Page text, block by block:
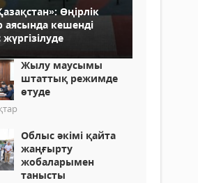
Өңірлік
аясында кешенді
Жылу маусымы
штаттық режимде
өтуде
Облыс әкімі қайта
жаңғырту
жобаларымен
танысты